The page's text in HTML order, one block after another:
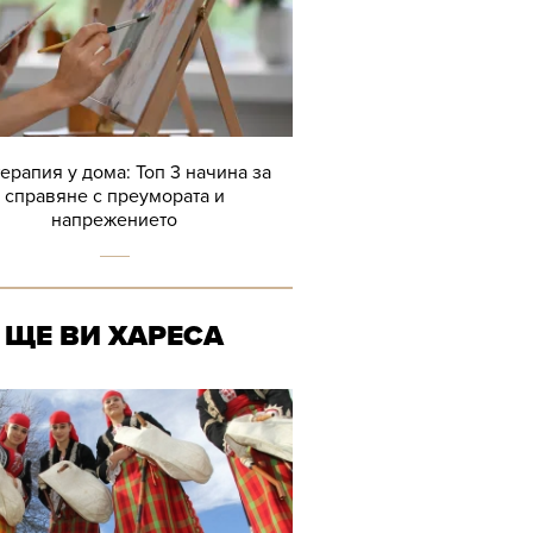
у дома: Топ 3 начина за
справяне с преумората и
напрежението
ЩЕ ВИ ХАРЕСА